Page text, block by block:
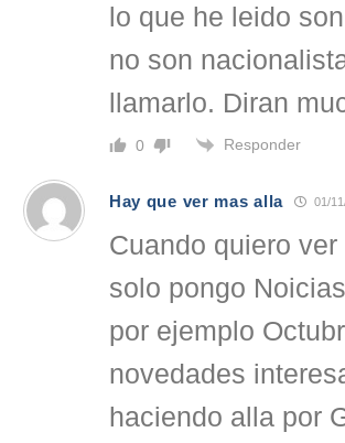
lo que he leido
no son
llamarlo. Diran
0 Responder
Hay que ver mas alla 01/
Cuando quiero
solo pongo
por ejemplo
novedades
haciendo alla por